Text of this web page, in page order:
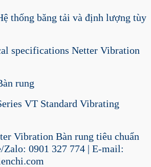
thống băng tải và định lượng tùy
specifications Netter Vibration
rung
VT Standard Vibrating
Vibration Bàn rung tiêu chuẩn
0901 327 774 | E-mail: